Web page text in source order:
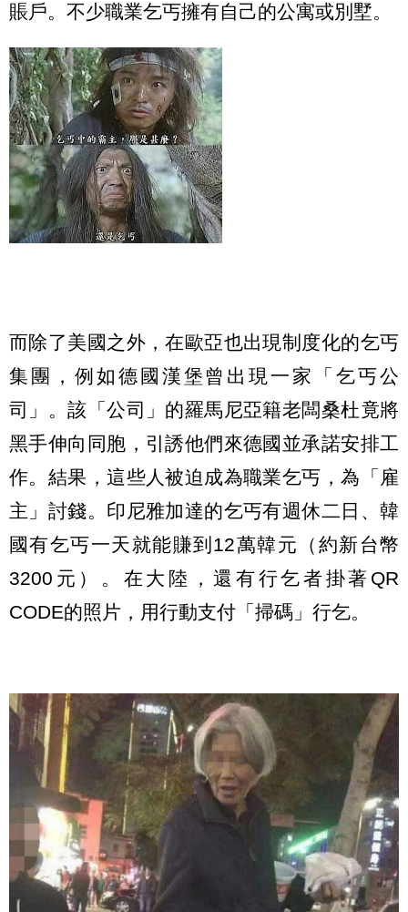
賬戶。不少職業乞丐擁有自己的公寓或別墅。
而除了美國之外，在歐亞也出現制度化的乞丐
集團，例如德國漢堡曾出現一家「乞丐公
司」。該「公司」的羅馬尼亞籍老闆桑杜竟將
黑手伸向同胞，引誘他們來德國並承諾安排工
作。結果，這些人被迫成為職業乞丐，為「雇
主」討錢。印尼雅加達的乞丐有週休二日、韓
國有乞丐一天就能賺到12萬韓元（約新台幣
3200元）。在大陸，還有行乞者掛著QR
CODE的照片，用行動支付「掃碼」行乞。